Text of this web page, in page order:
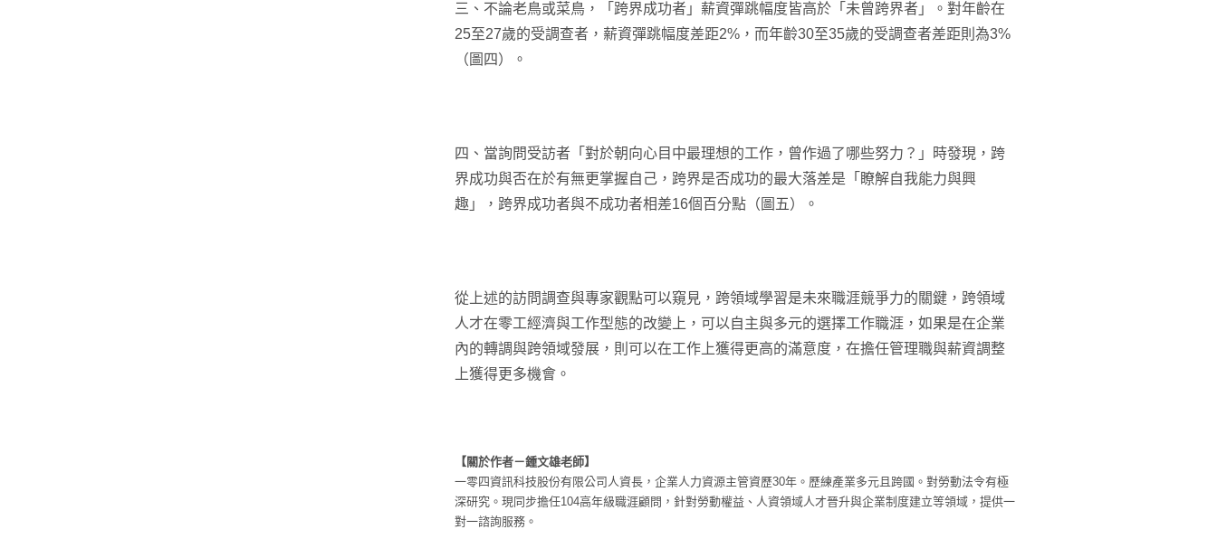
三、不論老鳥或菜鳥，「跨界成功者」薪資彈跳幅度皆高於「未曾跨界者」。對年齡在
25至27歲的受調查者，薪資彈跳幅度差距2%，而年齡30至35歲的受調查者差距則為3%
（圖四）。
四、當詢問受訪者「對於朝向心目中最理想的工作，曾作過了哪些努力？」時發現，跨
界成功與否在於有無更掌握自己，跨界是否成功的最大落差是「瞭解自我能力與興
趣」，跨界成功者與不成功者相差16個百分點（圖五）。
從上述的訪問調查與專家觀點可以窺見，跨領域學習是未來職涯競爭力的關鍵，跨領域
人才在零工經濟與工作型態的改變上，可以自主與多元的選擇工作職涯，如果是在企業
內的轉調與跨領域發展，則可以在工作上獲得更高的滿意度，在擔任管理職與薪資調整
上獲得更多機會。
【關於作者－鍾文雄老師】
一零四資訊科技股份有限公司人資長，企業人力資源主管資歷30年。歷練產業多元且跨國。對勞動法令有極
深研究。現同步擔任104高年級職涯顧問，針對勞動權益、人資領域人才晉升與企業制度建立等領域，提供一
對一諮詢服務。